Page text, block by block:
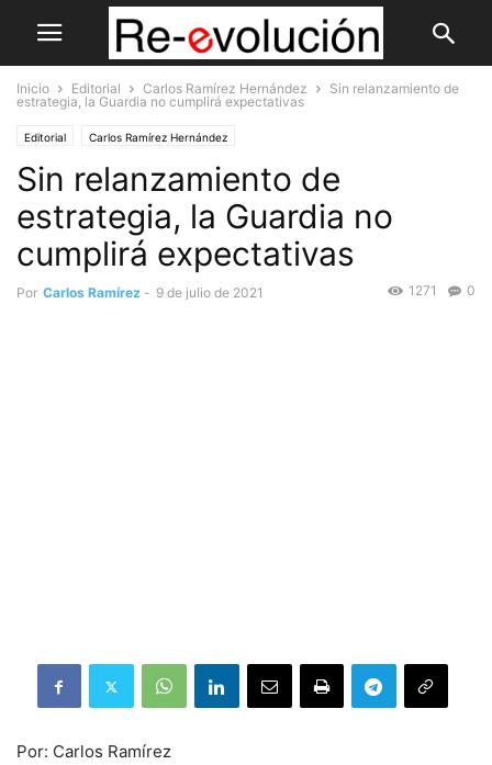
Inicio Editorial Carlos Ramírez Hernández
Sin relanzamiento de
estrategia, la Guardia no cumplirá expectativas
Editorial Carlos Ramírez Hernández
Sin relanzamiento de
estrategia, la Guardia no
cumplirá expectativas
Por Carlos Ramírez - 9 de julio de 2021 0
1271
Por: Carlos Ramírez